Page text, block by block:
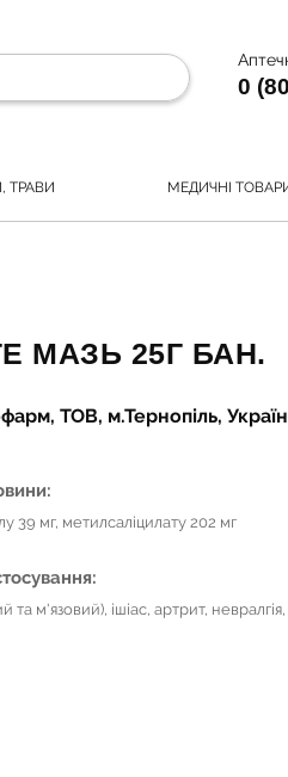
0
ТРАВИ МЕДИЧНІ
МАЗЬ 25Г БАН.
ТОВ, м.Тернопіль,
39 мг, метилсаліцилату 202 мг
та м'язовий), ішіас, артрит,